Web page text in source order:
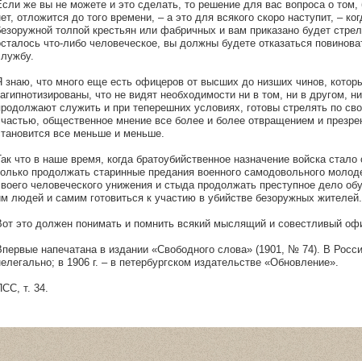
же вы не можете и это сделать, то решение для вас вопроса о
отложится до того времени, – а это для всякого скоро наступит, –
толпой крестьян или фабричных и вам приказано будет
что-либо человеческое, вы должны будете отказаться
знаю, что много еще есть офицеров от высших до низших чинов,
что не видят необходимости ни в том, ни в другом,
служить и при теперешних условиях, готовы стрелять по
общественное мнение все более и более отвращением и
все меньше и меньше.
что в наше время, когда братоубийственное назначение войска
продолжать старинные предания военного самодовольного
человеческого унижения и стыда продолжать преступное дело
людей и самим готовиться к участию в убийстве безоружных жителей.
это должен понимать и помнить всякий мыслящий и совестливый
напечатана в издании «Свободного слова» (1901, № 74). В
в 1906 г. – в петербургском издательстве «Обновление».
т. 34.